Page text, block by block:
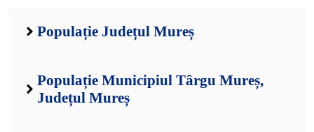
Populație Județul Mureș
Populație Municipiul Târgu Mureș,
Județul Mureș